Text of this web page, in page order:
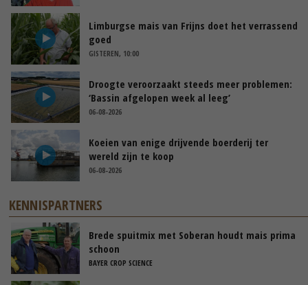
Limburgse mais van Frijns doet het verrassend
goed
GISTEREN, 10:00
Droogte veroorzaakt steeds meer problemen:
‘Bassin afgelopen week al leeg’
06-08-2026
Koeien van enige drijvende boerderij ter
wereld zijn te koop
06-08-2026
KENNISPARTNERS
Brede spuitmix met Soberan houdt mais prima
schoon
BAYER CROP SCIENCE